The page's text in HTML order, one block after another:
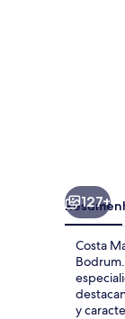
127+
Resumen
Costa
y